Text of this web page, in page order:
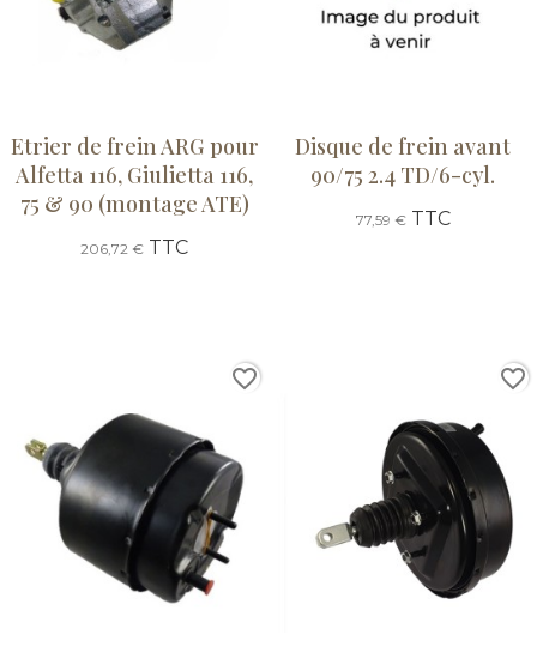
Etrier de frein ARG pour
Alfetta 116, Giulietta 116,
75 & 90 (montage ATE)
206,72 € TTC
Disque de frein avant
90/75 2.4 TD/6-cyl.
77,59 €TTC
favorite_border favorite_border